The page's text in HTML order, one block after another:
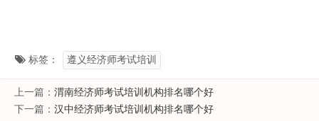
标签： 遵义经济师考试培训
上一篇： 渭南经济师考试培训机构排名哪个好
下一篇： 汉中经济师考试培训机构排名哪个好